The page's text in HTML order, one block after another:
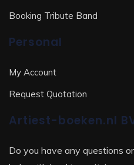
Booking Tribute Band
Personal
My Account
Request Quotation
Artiest-boeken.nl
Do you have any questions